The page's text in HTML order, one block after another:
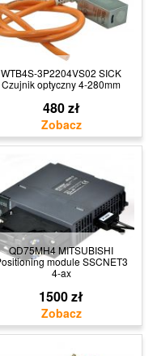
WTB4S-3P2204VS02 SICK
Czujnik optyczny 4-280mm
480 zł
QD75MH4 MITSUBISHI
module SSCNET3
4-ax
1500 zł